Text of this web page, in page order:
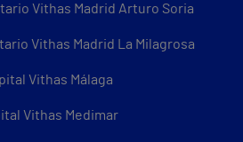
Vithas Madrid Arturo Soria
Vithas Madrid La Milagrosa
Vithas Málaga
Vithas Medimar